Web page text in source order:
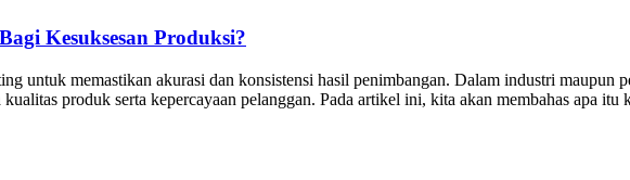
Kesuksesan Produksi?
untuk memastikan akurasi dan konsistensi hasil penimbangan. Dalam industri maupun
produk serta kepercayaan pelanggan. Pada artikel ini, kita akan membahas apa itu